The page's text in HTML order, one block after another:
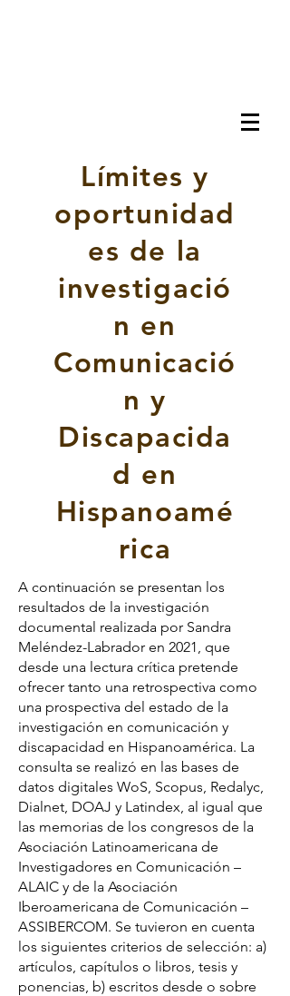
Límites y
oportunidad
es de la
investigació
n en
Comunicació
n y
Discapacida
d en
Hispanoamé
rica
A continuación se presentan los
resultados de la investigación
documental realizada por Sandra
Meléndez-Labrador en 2021, que
desde una lectura crítica pretende
ofrecer tanto una retrospectiva como
una prospectiva del estado de la
investigación en comunicación y
discapacidad en Hispanoamérica. La
consulta se realizó en las bases de
datos digitales WoS, Scopus, Redalyc,
Dialnet, DOAJ y Latindex, al igual que
las memorias de los congresos de la
Asociación Latinoamericana de
Investigadores en Comunicación –
ALAIC y de la Asociación
Iberoamericana de Comunicación –
ASSIBERCOM. Se tuvieron en cuenta
los siguientes criterios de selección: a)
artículos, capítulos o libros, tesis y
ponencias, b) escritos desde o sobre